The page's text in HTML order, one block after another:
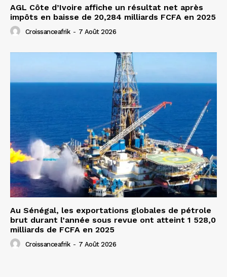
AGL Côte d’Ivoire affiche un résultat net après
impôts en baisse de 20,284 milliards FCFA en 2025
Croissanceafrik - 7 Août 2026
Au Sénégal, les exportations globales de pétrole
brut durant l’année sous revue ont atteint 1 528,0
milliards de FCFA en 2025
Croissanceafrik - 7 Août 2026